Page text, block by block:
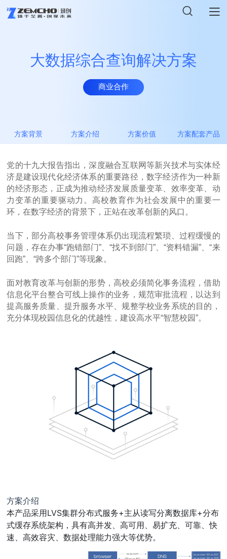
解决方案
新闻资讯
关于臻创
加入我们
大数据综合查询解决方案
商业合作
方案背景 方案介绍 方案价值 方案配套产品
党的十九大报告指出，深度融合互联网等新兴技术与实体经
济是建设现代化经济体系的重要路径，数字经济作为一种新
的经济形态，正成为推动经济发展质量变革、效率变革、动
力变革的重要驱动力。高校教育作为社会发展中的重要一
环，在数字经济的背景下，正站在改革创新的风口。
当下，部分高校事务管理体系仍出现流程繁琐、过程缓慢的
问题，存在办事“跑错部门”、“找不到部门”、“资料错漏”、“来
回跑”、“跨多个部门”等现象。
面对教育改革与创新的形势，高校必须简化事务流程，借助
信息化平台整合可线上操作的业务，规范审批流程，以达到
提高服务质量、提升服务水平、规整学校业务系统的目的，
充分体现校园信息化的优越性，建设高水平“智慧校园”。
方案介绍
本产品采用LVS集群分布式服务+主从读写分离数据库+分布
式缓存系统架构，具有高并发、高可用、易扩充、可靠、快
速、高效容灾、数据处理能力强大等优势。
联系我们
商业合作
电子邮箱
*手机号码
备注信息
点击提交